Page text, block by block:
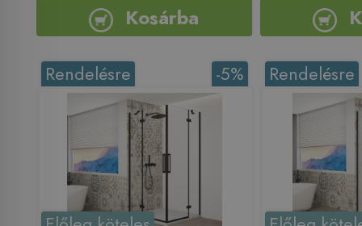
Kosárba
-5%
Rendelésre Rendelésre